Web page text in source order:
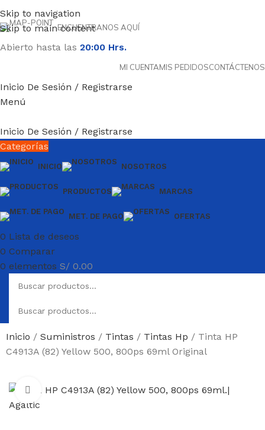
Skip to navigation
Skip to main contentENCUENTRANOS AQUÍ
Abierto hasta las 20:00 Hrs.
MI CUENTAMIS PEDIDOSCONTÁCTENOS
Inicio De Sesión / Registrarse
Menú
Inicio De Sesión / Registrarse
Categorías
INICIO NOSOTROS
PRODUCTOS MARCAS
MET. DE PAGO OFERTAS
0 Lista de deseos
0 Comparar
0 elementos S/ 0.00
Inicio Suministros Tintas Tintas Hp
Tinta HP
C4913A (82) Yellow 500, 800ps 69ml Original
Haga Click para agrandar